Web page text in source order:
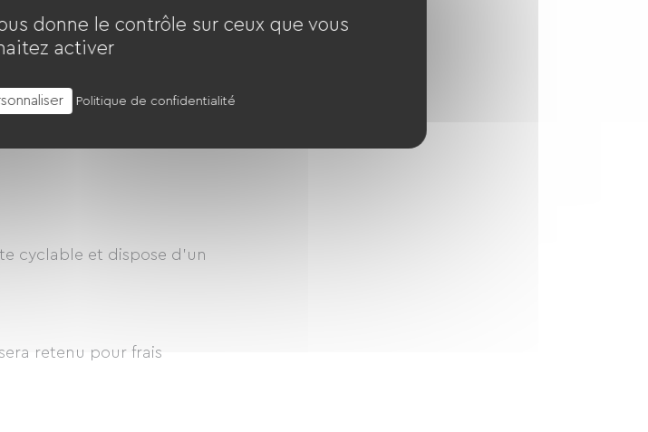
au minimum la veille.
à la location ! 🚲
et ludique. 😎
plus si envie de flâner ...
cyclable et dispose d'un
retenu pour frais
donne le contrôle sur ceux que vous
activer
Politique de confidentialité